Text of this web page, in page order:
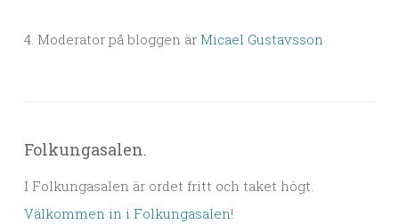
4. Moderator på bloggen är Micael Gustavsson
Folkungasalen.
I Folkungasalen är ordet fritt och taket högt.
Välkommen in i Folkungasalen!